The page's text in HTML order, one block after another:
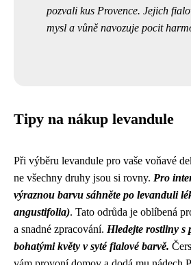
pozvali kus Provence. Jejich
mysl a vůně navozuje pocit
Tipy na nákup levandule
Při výběru levandule pro vaše voňavé
ne všechny druhy jsou si rovny. Pro
výraznou barvu sáhněte po levanduli
angustifolia). Tato odrůda je oblíbená
a snadné zpracování. Hledejte rostliny s
bohatými květy v syté fialové barvě.